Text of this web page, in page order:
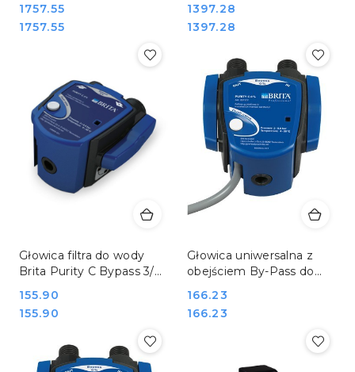
Cena:
1757.55
Cena:
1757.55
Quality RQ4TD
Cena:
1397.28
Cena:
1397.28
Głowica filtra do wody
Brita Purity C Bypass 3/8
Cena:
155.90
Cena:
155.90
Głowica uniwersalna z
obejściem By-Pass do
REDFOX 00006006
Cena:
166.23
Cena:
166.23